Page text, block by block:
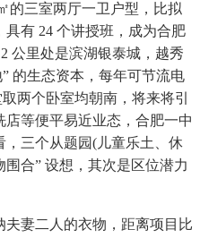
三室两厅一卫户型，比拟
有 24 个讲授班，成为合肥
公里处是滨湖银泰城，越秀
的生态资本，每年可节流电
两个卧室均朝南，将来将引
等便平易近业态，合肥一中
三个从题园(儿童乐土、休
合” 设想，其次是区位潜力
妻二人的衣物，距离项目比